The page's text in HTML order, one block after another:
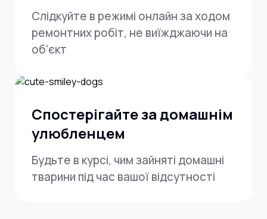
Слідкуйте в режимі онлайн за ходом
ремонтних робіт, не виїжджаючи на
об'єкт
Спостерігайте за домашнім
улюбленцем
Будьте в курсі, чим зайняті домашні
тварини під час вашої відсутності